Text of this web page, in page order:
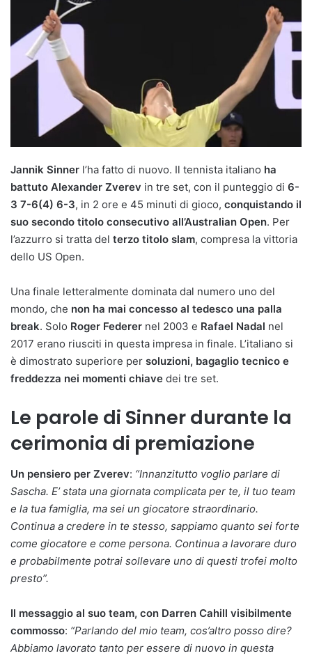
Jannik Sinner l’ha fatto di nuovo. Il tennista italiano ha
battuto Alexander Zverev in tre set, con il punteggio di 6-
3 7-6(4) 6-3, in 2 ore e 45 minuti di gioco, conquistando il
suo secondo titolo consecutivo all’Australian Open. Per
l’azzurro si tratta del terzo titolo slam, compresa la vittoria
dello US Open.
Una finale letteralmente dominata dal numero uno del
mondo, che non ha mai concesso al tedesco una palla
break. Solo Roger Federer nel 2003 e Rafael Nadal nel
2017 erano riusciti in questa impresa in finale. L’italiano si
è dimostrato superiore per soluzioni, bagaglio tecnico e
freddezza nei momenti chiave dei tre set.
Le parole di Sinner durante la
cerimonia di premiazione
Un pensiero per Zverev: “Innanzitutto voglio parlare di
Sascha. E’ stata una giornata complicata per te, il tuo team
e la tua famiglia, ma sei un giocatore straordinario.
Continua a credere in te stesso, sappiamo quanto sei forte
come giocatore e come persona. Continua a lavorare duro
e probabilmente potrai sollevare uno di questi trofei molto
presto”.
Il messaggio al suo team, con Darren Cahill visibilmente
commosso: “Parlando del mio team, cos’altro posso dire?
Abbiamo lavorato tanto per essere di nuovo in questa